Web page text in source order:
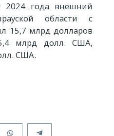
2024 года внешний
области с
15,7 млрд долларов
млрд долл. США,
США.